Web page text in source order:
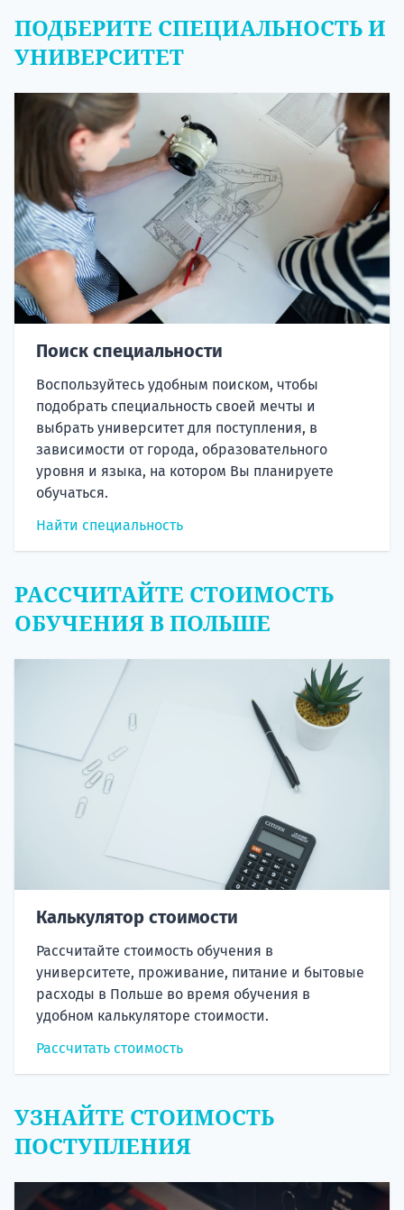
ПОДБЕРИТЕ СПЕЦИАЛЬНОСТЬ И
УНИВЕРСИТЕТ
Поиск специальности
Воспользуйтесь удобным поиском, чтобы
подобрать специальность своей мечты и
выбрать университет для поступления, в
зависимости от города, образовательного
уровня и языка, на котором Вы планируете
обучаться.
Найти специальность
РАССЧИТАЙТЕ СТОИМОСТЬ
ОБУЧЕНИЯ В ПОЛЬШЕ
Калькулятор стоимости
Рассчитайте стоимость обучения в
университете, проживание, питание и бытовые
расходы в Польше во время обучения в
удобном калькуляторе стоимости.
Рассчитать стоимость
УЗНАЙТЕ СТОИМОСТЬ
ПОСТУПЛЕНИЯ